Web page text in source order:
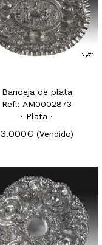
Bandeja de plata
Ref.: AM0002873
· Plata ·
3.000€ (Vendido)